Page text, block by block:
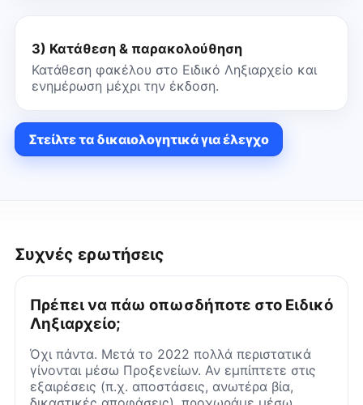
3) Κατάθεση & παρακολούθηση
Κατάθεση φακέλου στο Ειδικό Ληξιαρχείο και
ενημέρωση μέχρι την έκδοση.
Στείλτε τα δικαιολογητικά για έλεγχο
Συχνές ερωτήσεις
Πρέπει να πάω οπωσδήποτε στο Ειδικό
Ληξιαρχείο;
Όχι πάντα. Μετά το 2022 πολλά περιστατικά
γίνονται μέσω Προξενείων. Αν εμπίπτετε στις
εξαιρέσεις (π.χ. αποστάσεις, ανωτέρα βία,